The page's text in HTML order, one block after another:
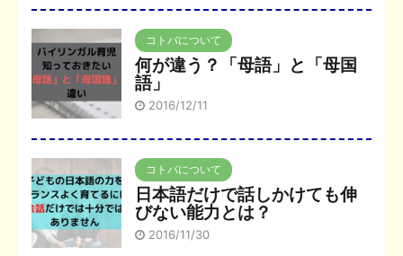
コトバについて
何が違う？「母語」と「母国
語」
2016/12/11
コトバについて
日本語だけで話しかけても伸
びない能力とは？
2016/11/30